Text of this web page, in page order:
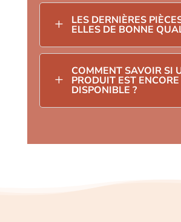
L LES DERNIÈRES
ELLES DE BONNE
L
COMMENT SAVOIR SI
PRODUIT EST ENCORE
DISPONIBLE ?